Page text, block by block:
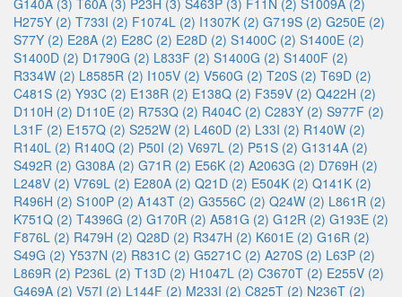
G140A (3) T60A (3) P23H (3) S463P (3) F11N (2) S1009A (2)
H275Y (2) T733I (2) F1074L (2) I1307K (2) G719S (2) G250E (2)
S77Y (2) E28A (2) E28C (2) E28D (2) S1400C (2) S1400E (2)
S1400D (2) D1790G (2) L833F (2) S1400G (2) S1400F (2)
R334W (2) L8585R (2) I105V (2) V560G (2) T20S (2) T69D (2)
C481S (2) Y93C (2) E138R (2) E138Q (2) F359V (2) Q422H (2)
D110H (2) D110E (2) R753Q (2) R404C (2) C283Y (2) S977F (2)
L31F (2) E157Q (2) S252W (2) L460D (2) L33I (2) R140W (2)
R140L (2) R140Q (2) P50I (2) V697L (2) P51S (2) G1314A (2)
S492R (2) G308A (2) G71R (2) E56K (2) A2063G (2) D769H (2)
L248V (2) V769L (2) E280A (2) Q21D (2) E504K (2) Q141K (2)
R496H (2) S100P (2) A143T (2) G3556C (2) Q24W (2) L861R (2)
K751Q (2) T4396G (2) G170R (2) A581G (2) G12R (2) G193E (2)
F876L (2) R479H (2) Q28D (2) R347H (2) K601E (2) G16R (2)
S49G (2) Y537N (2) R831C (2) G5271C (2) A270S (2) L63P (2)
L869R (2) P236L (2) T13D (2) H1047L (2) C3670T (2) E255V (2)
G469A (2) V57I (2) L144F (2) M233I (2) C825T (2) N236T (2)